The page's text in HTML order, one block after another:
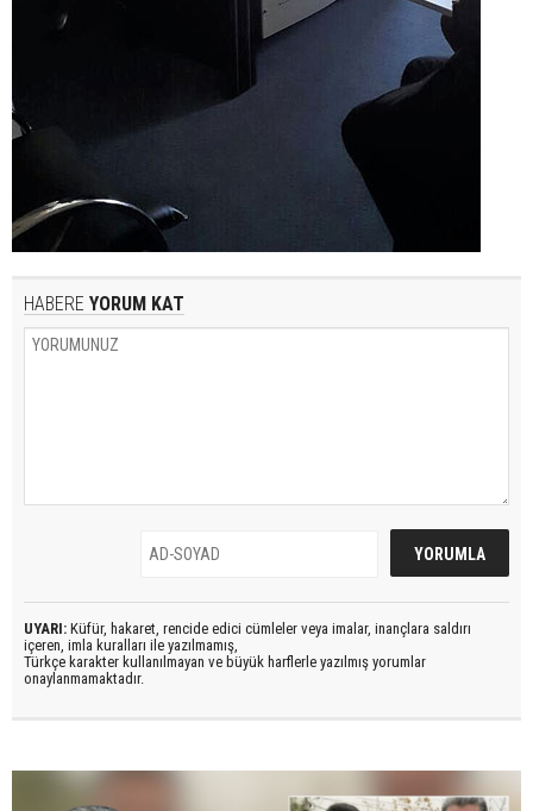
HABERE YORUM KAT
UYARI: Küfür, hakaret, rencide edici cümleler veya imalar, inançlara saldırı
içeren, imla kuralları ile yazılmamış,
Türkçe karakter kullanılmayan ve büyük harflerle yazılmış yorumlar
onaylanmamaktadır.